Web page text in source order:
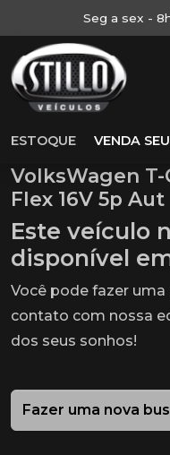
Seg a sex -
ESTOQUE VENDA
VolksWagen T-
Flex 16V 5p Aut
Este veículo
disponível
Você pode fazer
contato com nossa
dos seus sonhos!
Fazer uma nova